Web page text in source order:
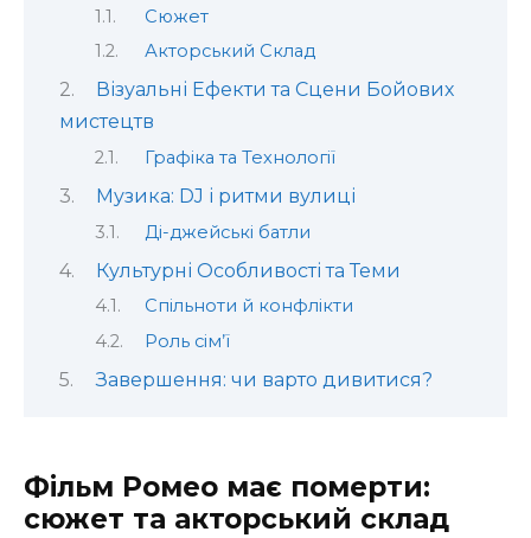
Сюжет
Акторський Склад
Візуальні Ефекти та Сцени Бойових
мистецтв
Графіка та Технології
Музика: DJ і ритми вулиці
Ді-джейські батли
Культурні Особливості та Теми
Спільноти й конфлікти
Роль сім’ї
Завершення: чи варто дивитися?
Фільм Ромео має померти:
сюжет та акторський склад